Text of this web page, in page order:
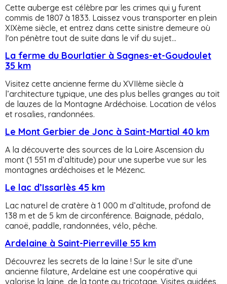
Cette auberge est célèbre par les crimes qui y furent
commis de 1807 à 1833. Laissez vous transporter en plein
XIXème siècle, et entrez dans cette sinistre demeure où
l'on pénètre tout de suite dans le vif du sujet...
La ferme du Bourlatier à Sagnes-et-Goudoulet
35 km
Visitez cette ancienne ferme du XVIIème siècle à
l’architecture typique, une des plus belles granges au toit
de lauzes de la Montagne Ardéchoise. Location de vélos
et rosalies, randonnées.
Le Mont Gerbier de Jonc à Saint-Martial 40 km
A la découverte des sources de la Loire Ascension du
mont (1 551 m d’altitude) pour une superbe vue sur les
montagnes ardéchoises et le Mézenc.
Le lac d’Issarlès 45 km
Lac naturel de cratère à 1 000 m d’altitude, profond de
138 m et de 5 km de circonférence. Baignade, pédalo,
canoë, paddle, randonnées, vélo, pêche.
Ardelaine à Saint-Pierreville 55 km
Découvrez les secrets de la laine ! Sur le site d’une
ancienne filature, Ardelaine est une coopérative qui
valorise la laine, de la tonte au tricotage. Visites guidées,